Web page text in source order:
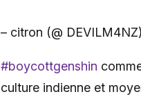
– citron (@ DEVILM4NZ)
#boycottgenshin
culture indienne et